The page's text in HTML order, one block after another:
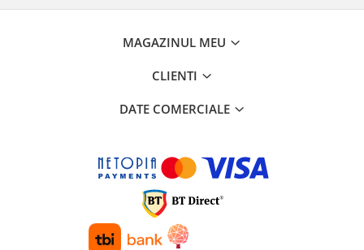
Modelare si bricolaj
Utilaje pentru constructii
Maiuri compactoare
Vibratoare beton
MAGAZINUL MEU
CLIENTI
DATE COMERCIALE